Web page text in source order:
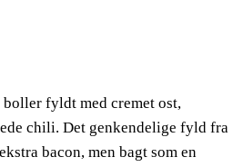
fyldt med cremet ost,
chili. Det genkendelige fyld fra
bacon, men bagt som en